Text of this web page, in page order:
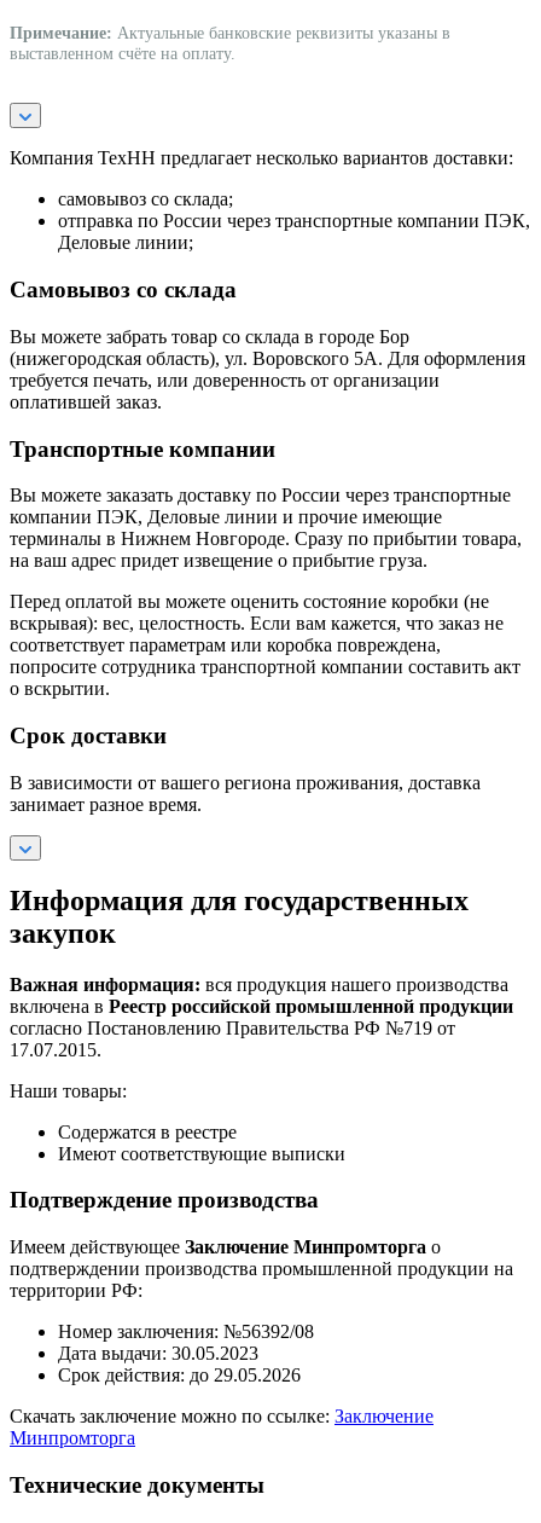
Примечание: Актуальные банковские реквизиты указаны в
выставленном счёте на оплату.
Компания ТехНН предлагает несколько вариантов доставки:
самовывоз со склада;
отправка по России через транспортные компании ПЭК,
Деловые линии;
Самовывоз со склада
Вы можете забрать товар со склада в городе Бор
(нижегородская область), ул. Воровского 5А. Для оформления
требуется печать, или доверенность от организации
оплатившей заказ.
Транспортные компании
Вы можете заказать доставку по России через транспортные
компании ПЭК, Деловые линии и прочие имеющие
терминалы в Нижнем Новгороде. Сразу по прибытии товара,
на ваш адрес придет извещение о прибытие груза.
Перед оплатой вы можете оценить состояние коробки (не
вскрывая): вес, целостность. Если вам кажется, что заказ не
соответствует параметрам или коробка повреждена,
попросите сотрудника транспортной компании составить акт
о вскрытии.
Срок доставки
В зависимости от вашего региона проживания, доставка
занимает разное время.
Информация для государственных
закупок
Важная информация: вся продукция нашего производства
включена в Реестр российской промышленной продукции
согласно Постановлению Правительства РФ №719 от
17.07.2015.
Наши товары:
Содержатся в реестре
Имеют соответствующие выписки
Подтверждение производства
Имеем действующее Заключение Минпромторга о
подтверждении производства промышленной продукции на
территории РФ:
Номер заключения: №56392/08
Дата выдачи: 30.05.2023
Срок действия: до 29.05.2026
Скачать заключение можно по ссылке: Заключение
Минпромторга
Технические документы